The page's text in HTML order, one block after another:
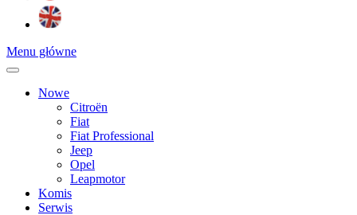
Menu główne
Nowe
Citroën
Fiat
Fiat Professional
Jeep
Opel
Leapmotor
Komis
Serwis